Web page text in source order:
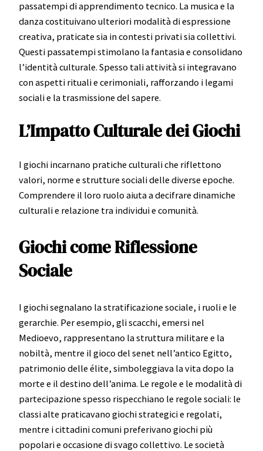
passatempi di apprendimento tecnico. La musica e la
danza costituivano ulteriori modalità di espressione
creativa, praticate sia in contesti privati sia collettivi.
Questi passatempi stimolano la fantasia e consolidano
l’identità culturale. Spesso tali attività si integravano
con aspetti rituali e cerimoniali, rafforzando i legami
sociali e la trasmissione del sapere.
L’Impatto Culturale dei Giochi
I giochi incarnano pratiche culturali che riflettono
valori, norme e strutture sociali delle diverse epoche.
Comprendere il loro ruolo aiuta a decifrare dinamiche
culturali e relazione tra individui e comunità.
Giochi come Riflessione
Sociale
I giochi segnalano la stratificazione sociale, i ruoli e le
gerarchie. Per esempio, gli scacchi, emersi nel
Medioevo, rappresentano la struttura militare e la
nobiltà, mentre il gioco del senet nell’antico Egitto,
patrimonio delle élite, simboleggiava la vita dopo la
morte e il destino dell’anima. Le regole e le modalità di
partecipazione spesso rispecchiano le regole sociali: le
classi alte praticavano giochi strategici e regolati,
mentre i cittadini comuni preferivano giochi più
popolari e occasione di svago collettivo. Le società